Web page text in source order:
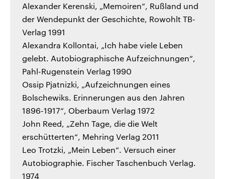
Alexander Kerenski, „Memoiren“, Rußland und
der Wendepunkt der Geschichte, Rowohlt TB-
Verlag 1991
Alexandra Kollontai, „Ich habe viele Leben
gelebt. Autobiographische Aufzeichnungen“,
Pahl-Rugenstein Verlag 1990
Ossip Pjatnizki, „Aufzeichnungen eines
Bolschewiks. Erinnerungen aus den Jahren
1896-1917“, Oberbaum Verlag 1972
John Reed, „Zehn Tage, die die Welt
erschütterten“, Mehring Verlag 2011
Leo Trotzki, „Mein Leben“. Versuch einer
Autobiographie. Fischer Taschenbuch Verlag.
1974